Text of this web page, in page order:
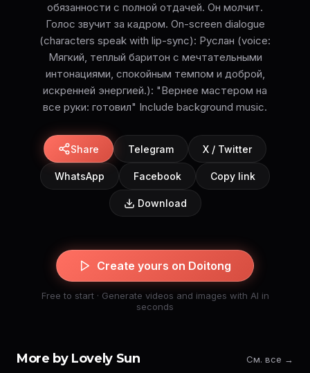
обязанности с полной отдачей. Он молчит.
Голос звучит за кадром. On-screen dialogue
(characters speak with lip-sync): Руслан (voice:
Мягкий, теплый баритон с мечтательными
интонациями, спокойным темпом и доброй,
искренней энергией.): "Вернее мастером на
все руки: готовил" Include background music.
Share Telegram X / Twitter
WhatsApp Facebook Copy link
Download
Create yours on Doitong
Free to start · Generate videos and images with AI in
seconds
More by Lovely Sun См. все →